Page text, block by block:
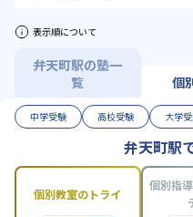
表示順について
弁天町駅の塾一
覧
個
中学受験 高校受験 大学
弁天町駅
個別教室のトライ
個別指